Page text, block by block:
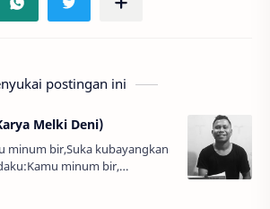
postingan ini
Melki Deni)
minum bir,Suka kubayangkan
minum bir,
sayang. Ini
kitadan kam…